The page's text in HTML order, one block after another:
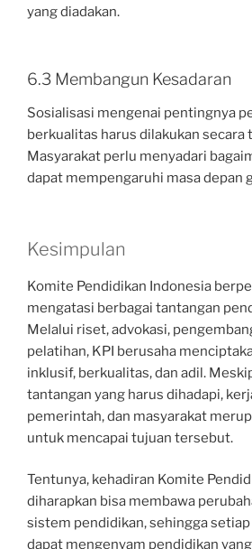
yang diadakan.
6.3 Membangun Kesadaran
Sosialisasi mengenai pentingnya
berkualitas harus dilakukan
Masyarakat perlu menyadari
dapat mempengaruhi masa depan
Kesimpulan
Komite Pendidikan Indonesia
mengatasi berbagai tantangan
Melalui riset, advokasi,
pelatihan, KPI berusaha
inklusif, berkualitas, dan adil.
tantangan yang harus dihadapi,
pemerintah, dan masyarakat
untuk mencapai tujuan tersebut.
Tentunya, kehadiran Komite
diharapkan bisa membawa
sistem pendidikan, sehingga
dapat mengenyam pendidikan